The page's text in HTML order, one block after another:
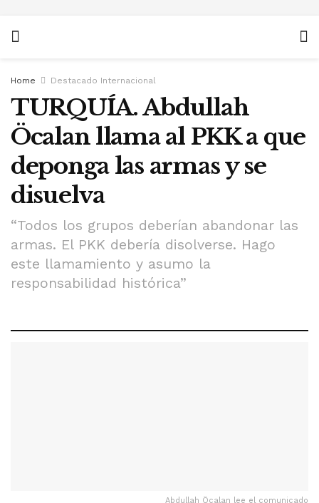
Home Destacado Internacional
TURQUÍA. Abdullah
Öcalan llama al PKK a que
deponga las armas y se
disuelva
“Todos los grupos deberían abandonar las
armas. El PKK debería disolverse. Hago
este llamamiento y asumo la
responsabilidad histórica”
Abdullah Öcalan lee el comunicado